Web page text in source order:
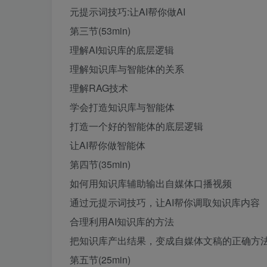
元提示词技巧:让AI帮你做AI
第三节(53min)
理解AI知识库的底层逻辑
理解知识库与智能体的关系
理解RAG技术
学会打造知识库与智能体
打造一个好的智能体的底层逻辑
让AI帮你做智能体
第四节(35min)
如何用知识库辅助输出自媒体口播视频
通过元提示词技巧，让AI帮你调取知识库内容
合理利用AI知识库的方法
把知识库产出结果，变成自媒体文稿的正确方
第五节(25min)